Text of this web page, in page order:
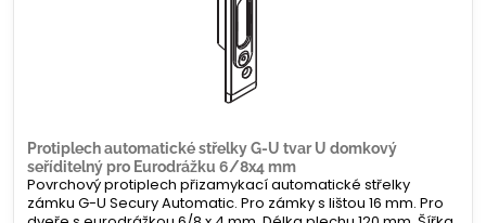
Protiplech automatické střelky G-U tvar U domkový
seříditelný pro Eurodrážku 6/8x4 mm
Povrchový protiplech přizamykací automatické střelky
zámku G-U Secury Automatic. Pro zámky s lištou 16 mm. Pro